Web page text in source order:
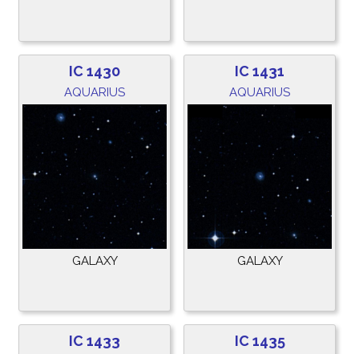
IC 1430
AQUARIUS
GALAXY
IC 1431
AQUARIUS
GALAXY
IC 1433 IC 1435